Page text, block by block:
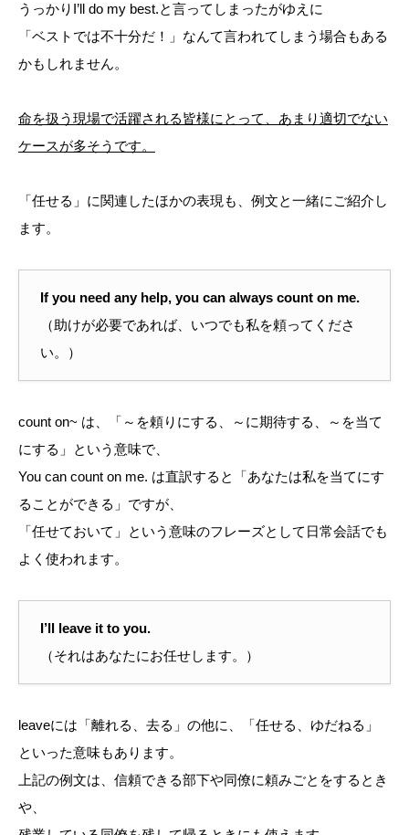
うっかりI’ll do my best.と言ってしまったがゆえに
「ベストでは不十分だ！」なんて言われてしまう場合もある
かもしれません。
命を扱う現場で活躍される皆様にとって、あまり適切でない
ケースが多そうです。
「任せる」に関連したほかの表現も、例文と一緒にご紹介し
ます。
If you need any help, you can always count on me.
（助けが必要であれば、いつでも私を頼ってくださ
い。）
count on~ は、「～を頼りにする、～に期待する、～を当て
にする」という意味で、
You can count on me. は直訳すると「あなたは私を当てにす
ることができる」ですが、
「任せておいて」という意味のフレーズとして日常会話でも
よく使われます。
I’ll leave it to you.
（それはあなたにお任せします。）
leaveには「離れる、去る」の他に、「任せる、ゆだねる」
といった意味もあります。
上記の例文は、信頼できる部下や同僚に頼みごとをするとき
や、